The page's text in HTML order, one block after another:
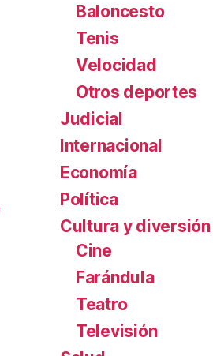
Baloncesto
Tenis
Velocidad
Otros deportes
Judicial
Internacional
Economía
Política
Cultura y diversión
Cine
Farándula
Teatro
Televisión